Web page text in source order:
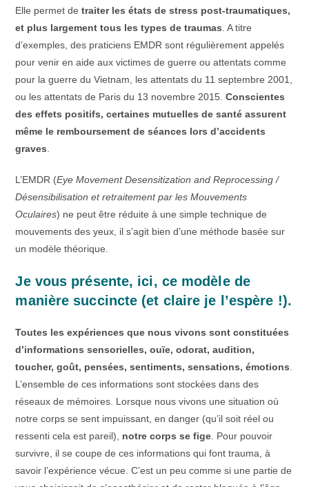
Elle permet detraiter les états de stress post-traumatiques,
et plus largement tous les types de traumas . A titre
d’exemples, des praticiens EMDR sont régulièrement appelés
pour venir en aide aux victimes de guerre ou attentats comme
pour la guerre du Vietnam, les attentats du 11 septembre 2001,
ou les attentats de Paris du 13 novembre 2015.Conscientes
des effets positifs, certaines mutuelles de santé assurent
même le remboursement de séances lors d’accidents
graves
L’EMDR (Eye Movement Desensitization and Reprocessing /
Désensibilisation et retraitement par les Mouvements
Oculaires) ne peut être réduite à une simple technique de
mouvements des yeux, il s’agit bien d’une méthode basée sur
un modèle théorique.
Je vous présente, ici, ce modèle de
manière succincte (et claire je l’espère !).
Toutes les expériences que nous vivons sont constituées
d’informations sensorielles, ouïe, odorat, audition,
toucher, goût, pensées, sentiments, sensations, émotions
L’ensemble de ces informations sont stockées dans des
réseaux de mémoires. Lorsque nous vivons une situation où
notre corps se sent impuissant, en danger (qu’il soit réel ou
ressenti cela est pareil), notre corps se fige . Pour pouvoir
survivre, il se coupe de ces informations qui font trauma, à
savoir l’expérience vécue. C’est un peu comme si une partie de